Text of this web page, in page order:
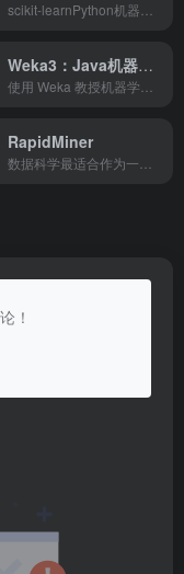
Weka3：Java机器学习软件
RapidMiner
！